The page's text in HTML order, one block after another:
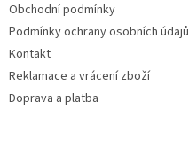
Obchodní podmínky
Podmínky ochrany osobních údajů
Kontakt
Reklamace a vrácení zboží
Doprava a platba